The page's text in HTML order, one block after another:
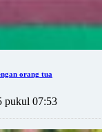
orang tua
pukul 07:53